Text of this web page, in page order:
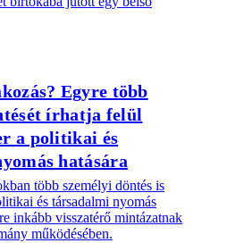
Egyre több
írhatja felül
a politikai és
hatására
több személyi döntés is
és társadalmi nyomás
inkább visszatérő mintázatnak
működésében.